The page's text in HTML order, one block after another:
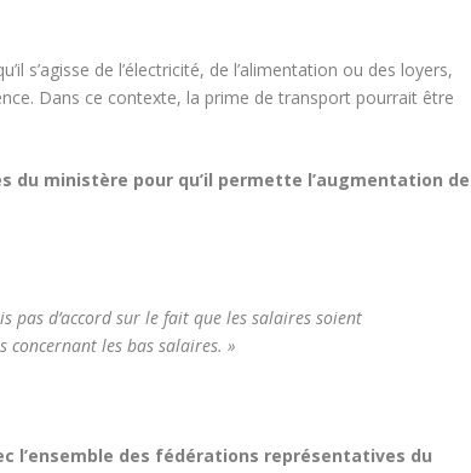
s’agisse de l’électricité, de l’alimentation ou des loyers,
Dans ce contexte, la prime de transport pourrait être
du ministère pour qu’il permette l’augmentation de
pas d’accord sur le fait que les salaires soient
concernant les bas salaires. »
l’ensemble des fédérations représentatives du